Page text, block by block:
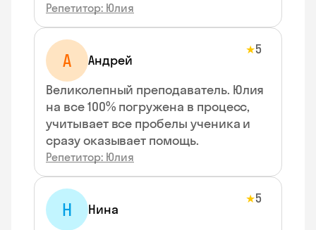
Репетитор: Юлия
А Андрей
★5
Великолепный преподаватель. Юлия
на все 100% погружена в процесс,
учитывает все пробелы ученика и
сразу оказывает помощь.
Репетитор: Юлия
Н Нина
★5